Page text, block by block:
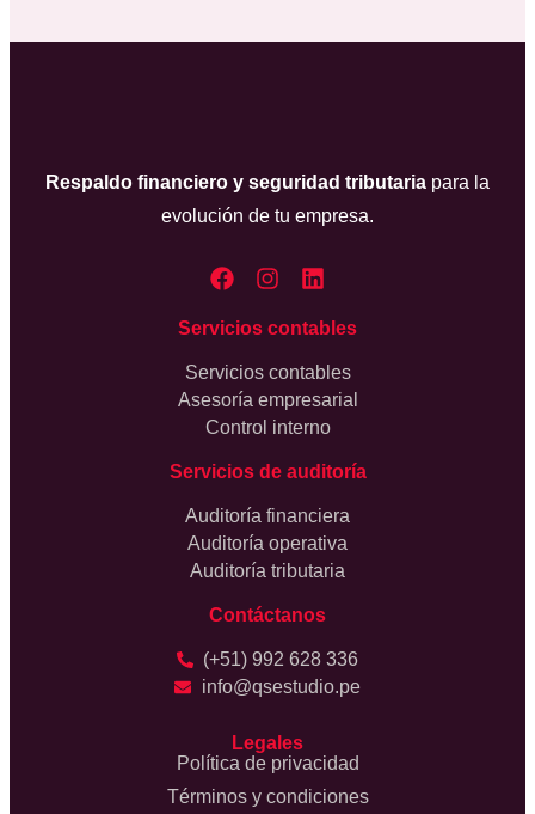
Respaldo financiero y seguridad tributaria para la
evolución de tu empresa.
Servicios contables
Servicios contables
Asesoría empresarial
Control interno
Servicios de auditoría
Auditoría financiera
Auditoría operativa
Auditoría tributaria
Contáctanos
(+51) 992 628 336
info@qsestudio.pe
Legales
Política de privacidad
Términos y condiciones